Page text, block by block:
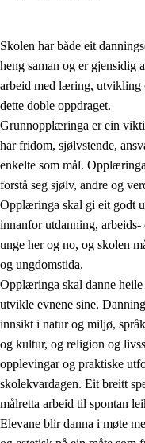
2. Prinsipp for
2.1 Sosial læring og
2.2 Kompetanse i faga
2.3 Grunnleggjande
2.4 Å lære å lære
Tverrfaglege tema
Skolen har både eit
heng saman og er gjensidig
arbeid med læring, utvikling
dette doble oppdraget.
Grunnopplæringa er ein
har fridom, sjølvstende,
enkelte som mål.
forstå seg sjølv, andre og
Opplæringa skal gi eit godt
innanfor utdanning,
unge her og no, og skolen
og ungdomstida.
Opplæringa skal danne
utvikle evnene sine.
innsikt i natur og miljø,
og kultur, og religion og
opplevingar og praktiske
skolekvardagen. Eit breitt
målretta arbeid til spontan
Elevane blir danna i møte